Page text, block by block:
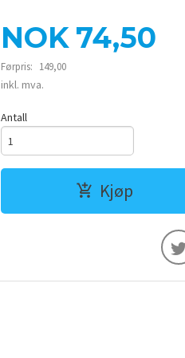
Tilbud
NOK 74,50
Førpris: 149,00
Rabatt
inkl. mva.
Antall
Kjøp